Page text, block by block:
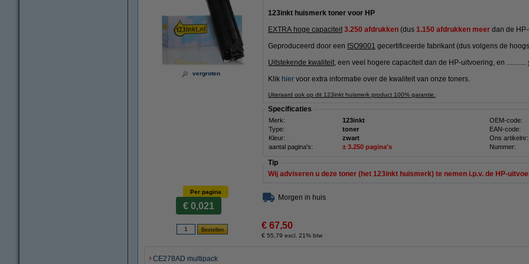
vergroten
123inkt huismerk toner voor HP
EXTRA hoge capaciteit 3.250 afdrukken (dus 1.150 afdrukken meer dan de
Geproduceerd door een ISO9001 gecertificeerde fabrikant (dus volgens de
Uitstekende kwaliteit, een veel hogere capaciteit dan de HP-uitvoering, en ...........
Klik hier voor extra informatie over de kwaliteit van onze toners.
Uiteraard ook op dit 123inkt huismerk product 100% garantie.
Specificaties
Merk: 123inkt
OEM-code:
Type:
toner
EAN-code:
Kleur:
zwart
Ons artikelnr:
aantal pagina's:
± 3.250 pagina's Nummer:
Tip
Wij adviseren u deze toner (het 123inkt huismerk) te nemen i.p.v. de HP-
Per pagina
€ 0,021
Morgen in huis
€ 67,50
€ 55,79 excl. 21% btw
CE278AD multipack